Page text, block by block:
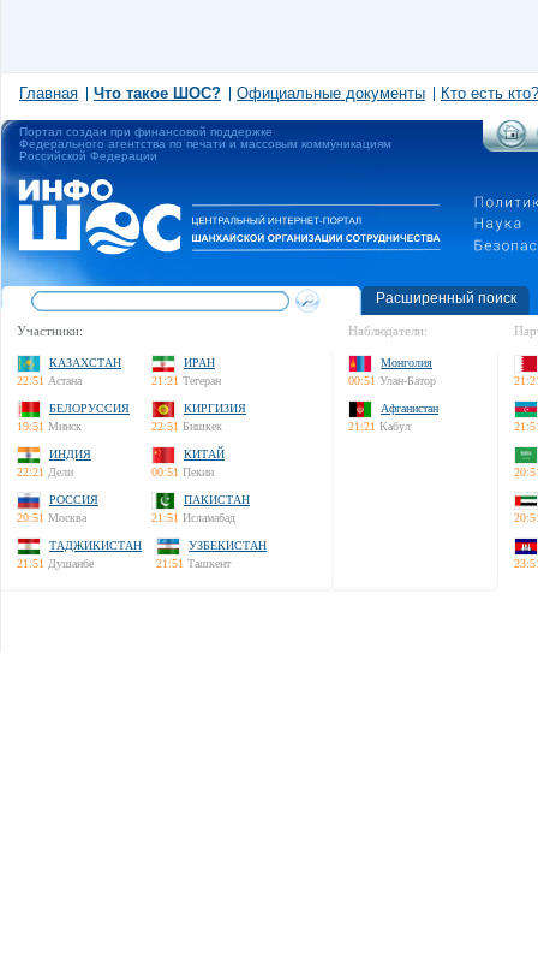
Главная Что такое ШОС? Официальные документы Кто есть кто?
Портал создан при финансовой поддержке
Федерального агентства по печати и массовым коммуникациям
Российской Федерации
Расширенный поиск
Участники:
КАЗАХСТАН
22:51 Астана
ИРАН
21:21 Тегеран
БЕЛОРУССИЯ
19:51 Минск
КИРГИЗИЯ
22:51 Бишкек
ИНДИЯ
22:21 Дели
КИТАЙ
00:51 Пекин
РОССИЯ
20:51 Москва
ПАКИСТАН
21:51 Исламабад
ТАДЖИКИСТАН
21:51 Душанбе
УЗБЕКИСТАН
21:51 Ташкент
Наблюдатели:
Монголия
00:51 Улан-Батор
Афганистан
21:21 Кабул